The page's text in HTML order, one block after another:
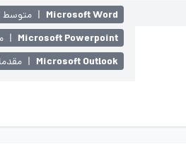
Microsoft Word
| متوسط
Microsoft Powerpoint
|
Microsoft Outlook
|